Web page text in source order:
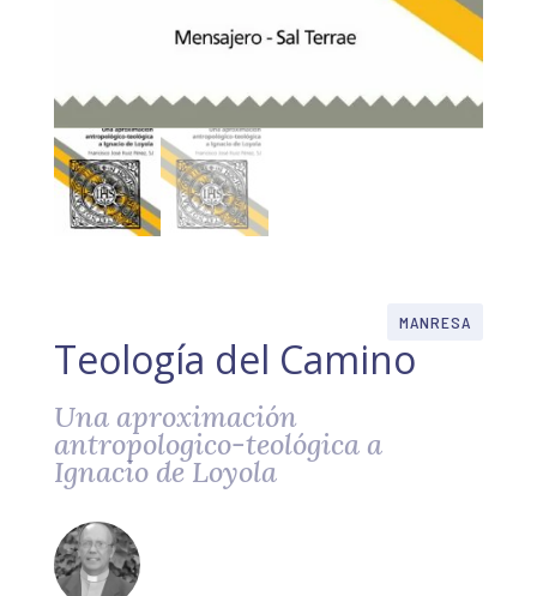
MANRESA
Teología del Camino
Una aproximación
antropologico-teológica a
Ignacio de Loyola